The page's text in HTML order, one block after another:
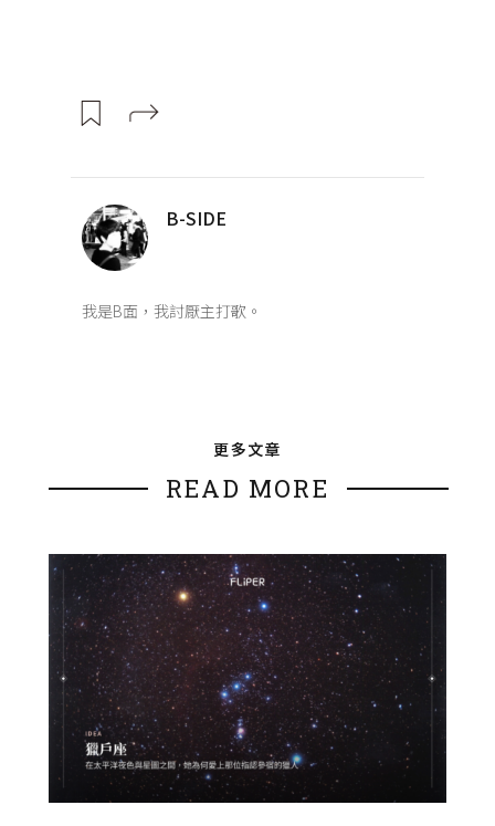
B-SIDE
我是B面，我討厭主打歌。
更多文章
READ MORE